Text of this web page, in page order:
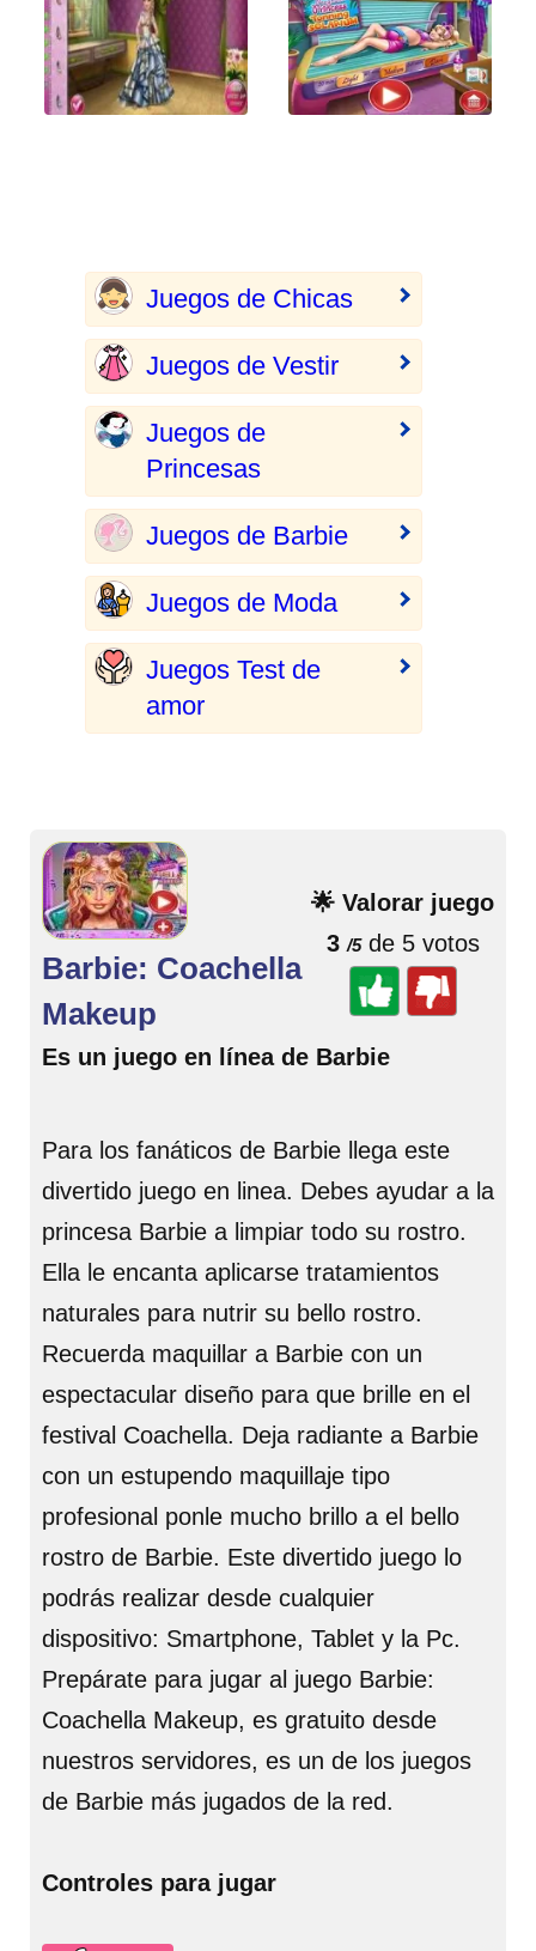
Juegos de Chicas
Juegos de Vestir
Juegos de
Princesas
Juegos de Barbie
Juegos de Moda
Juegos Test de
amor
🌟 Valorar juego
3 /5de 5 votos
Barbie: Coachella
Makeup
Es un juego en línea de Barbie
Para los fanáticos de Barbie llega este
divertido juego en linea. Debes ayudar a la
princesa Barbie a limpiar todo su rostro.
Ella le encanta aplicarse tratamientos
naturales para nutrir su bello rostro.
Recuerda maquillar a Barbie con un
espectacular diseño para que brille en el
festival Coachella. Deja radiante a Barbie
con un estupendo maquillaje tipo
profesional ponle mucho brillo a el bello
rostro de Barbie. Este divertido juego lo
podrás realizar desde cualquier
dispositivo: Smartphone, Tablet y la Pc.
Prepárate para jugar al juego Barbie:
Coachella Makeup, es gratuito desde
nuestros servidores, es un de los juegos
de Barbie más jugados de la red.
Controles para jugar